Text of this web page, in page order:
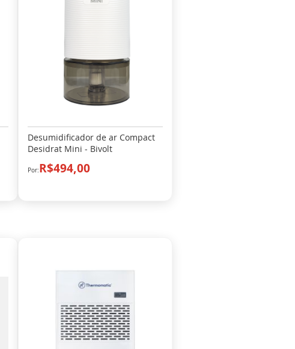
Desumidificador de ar Compact
Desidrat Mini - Bivolt
R$494,00